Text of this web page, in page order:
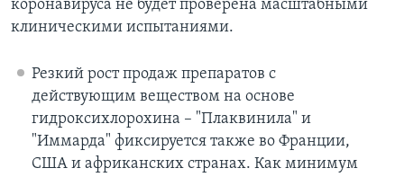
коронавируса не будет проверена масштабными
клиническими испытаниями.
Резкий рост продаж препаратов с
действующим веществом на основе
гидроксихлорохина – "Плаквинила" и
"Иммарда" фиксируется также во Франции,
США и африканских странах. Как минимум